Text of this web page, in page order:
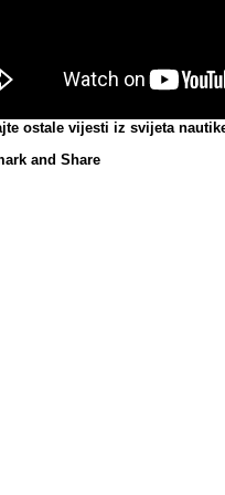
ostale vijesti iz svijeta